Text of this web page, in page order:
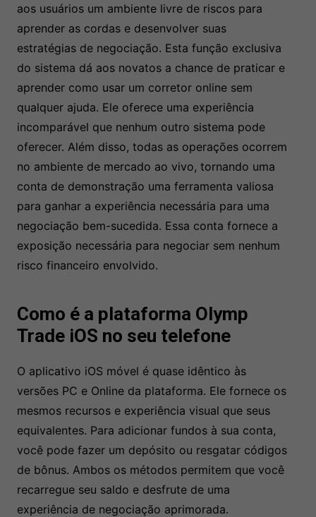
aos usuários um ambiente livre de riscos para
aprender as cordas e desenvolver suas
estratégias de negociação. Esta função exclusiva
do sistema dá aos novatos a chance de praticar e
aprender como usar um corretor online sem
qualquer ajuda. Ele oferece uma experiência
incomparável que nenhum outro sistema pode
oferecer. Além disso, todas as operações ocorrem
no ambiente de mercado ao vivo, tornando uma
conta de demonstração uma ferramenta valiosa
para ganhar a experiência necessária para uma
negociação bem-sucedida. Essa conta fornece a
exposição necessária para negociar sem nenhum
risco financeiro envolvido.
Como é a plataforma Olymp
Trade iOS no seu telefone
O aplicativo iOS móvel é quase idêntico às
versões PC e Online da plataforma. Ele fornece os
mesmos recursos e experiência visual que seus
equivalentes. Para adicionar fundos à sua conta,
você pode fazer um depósito ou resgatar códigos
de bônus. Ambos os métodos permitem que você
recarregue seu saldo e desfrute de uma
experiência de negociação aprimorada.